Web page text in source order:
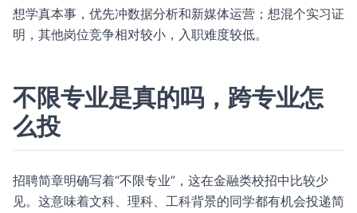
想学真本事，优先冲数据分析和新媒体运营；想混个实习证
明，其他岗位竞争相对较小，入职难度较低。
不限专业是真的吗，跨专业怎
么投
招聘简章明确写着“不限专业”，这在金融类校招中比较少
见。这意味着文科、理科、工科背景的同学都有机会投递简